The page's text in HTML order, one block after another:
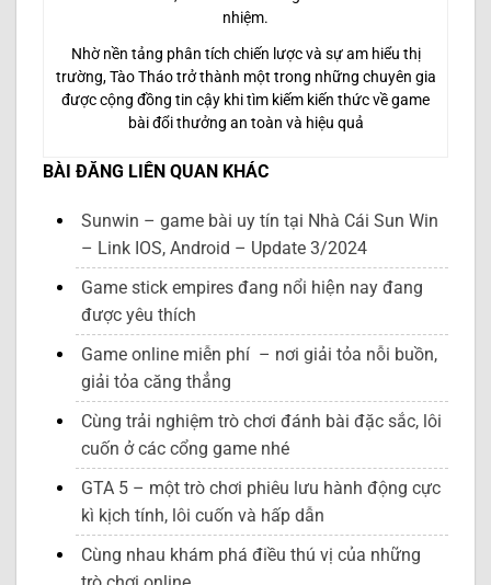
nhiệm.
Nhờ nền tảng phân tích chiến lược và sự am hiểu thị
trường, Tào Tháo trở thành một trong những chuyên gia
được cộng đồng tin cậy khi tìm kiếm kiến thức về game
bài đổi thưởng an toàn và hiệu quả
BÀI ĐĂNG LIÊN QUAN KHÁC
Sunwin – game bài uy tín tại Nhà Cái Sun Win
– Link IOS, Android – Update 3/2024
Game stick empires đang nổi hiện nay đang
được yêu thích
Game online miễn phí – nơi giải tỏa nỗi buồn,
giải tỏa căng thẳng
Cùng trải nghiệm trò chơi đánh bài đặc sắc, lôi
cuốn ở các cổng game nhé
GTA 5 – một trò chơi phiêu lưu hành động cực
kì kịch tính, lôi cuốn và hấp dẫn
Cùng nhau khám phá điều thú vị của những